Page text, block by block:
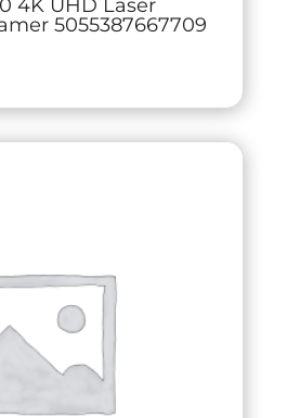
4K UHD Laser
5055387667709